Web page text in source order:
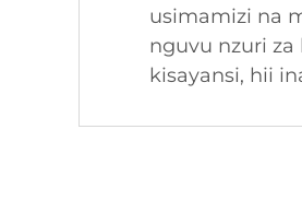
usimamizi na
nguvu nzuri
kisayansi, hii